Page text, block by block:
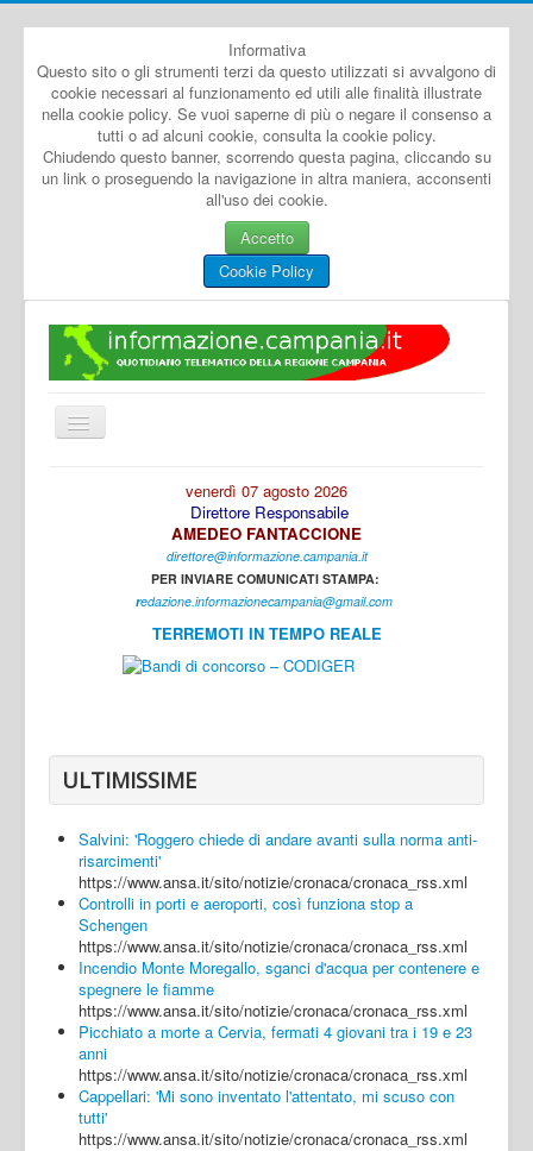
Informativa
Questo sito o gli strumenti terzi da questo utilizzati si avvalgono di
cookie necessari al funzionamento ed utili alle finalità illustrate
nella cookie policy. Se vuoi saperne di più o negare il consenso a
tutti o ad alcuni cookie, consulta la cookie policy.
Chiudendo questo banner, scorrendo questa pagina, cliccando su
un link o proseguendo la navigazione in altra maniera, acconsenti
all'uso dei cookie.
Accetto
Cookie Policy
Cambia
navigazione
Caserta
Napoli
Salerno
Login
venerdì 07 agosto 2026
Direttore Responsabile
AMEDEO FANTACCIONE
direttore@informazione.campania.it
PER INVIARE COMUNICATI STAMPA:
redazione.informazionecampania@gmail.com
TERREMOTI IN TEMPO REALE
ULTIMISSIME
Salvini: 'Roggero chiede di andare avanti sulla norma anti-
risarcimenti'
https://www.ansa.it/sito/notizie/cronaca/cronaca_rss.xml
Controlli in porti e aeroporti, così funziona stop a
Schengen
https://www.ansa.it/sito/notizie/cronaca/cronaca_rss.xml
Incendio Monte Moregallo, sganci d'acqua per contenere e
spegnere le fiamme
https://www.ansa.it/sito/notizie/cronaca/cronaca_rss.xml
Picchiato a morte a Cervia, fermati 4 giovani tra i 19 e 23
anni
https://www.ansa.it/sito/notizie/cronaca/cronaca_rss.xml
Cappellari: 'Mi sono inventato l'attentato, mi scuso con
tutti'
https://www.ansa.it/sito/notizie/cronaca/cronaca_rss.xml